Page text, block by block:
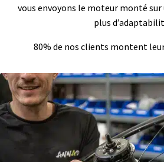
vous envoyons le moteur monté sur
plus
80% de nos clients montent